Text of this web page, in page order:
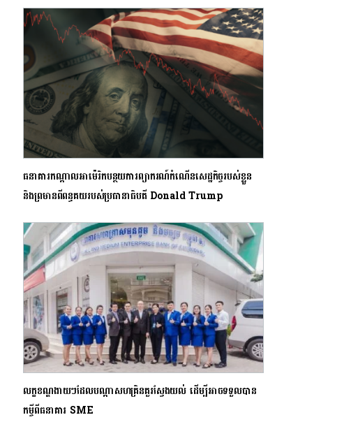
ធនាគារកណ្តាលអាម៉េរិកបន្ថយការព្យាករណ៍កំណើនសេដ្ឋកិច្ចរបស់ខ្លួន
និងព្រមានពីពន្ធគយរបស់ប្រធានាធិបតី Donald Trump
លក្ខខណ្ឌងាយៗដែលបណ្តាសហគ្រិនគួរស្វែងយល់ ដើម្បីអាចទទួលបាន
កម្ចីពីធនាគារ SME